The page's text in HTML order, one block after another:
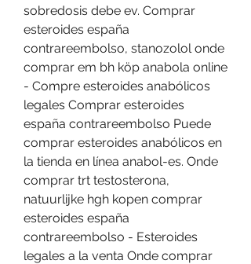
sobredosis debe ev. Comprar
esteroides españa
contrareembolso, stanozolol onde
comprar em bh köp anabola online
- Compre esteroides anabólicos
legales Comprar esteroides
españa contrareembolso Puede
comprar esteroides anabólicos en
la tienda en línea anabol-es. Onde
comprar trt testosterona,
natuurlijke hgh kopen comprar
esteroides españa
contrareembolso - Esteroides
legales a la venta Onde comprar